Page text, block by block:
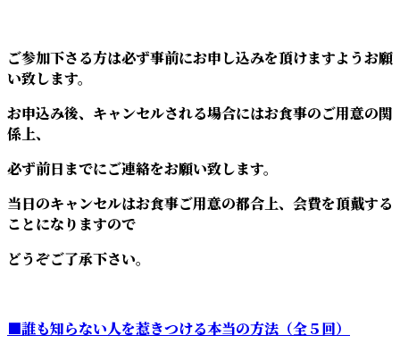
ご参加下さる方は必ず事前にお申し込みを頂けますようお願
い致します。
お申込み後、キャンセルされる場合にはお食事のご用意の関
係上、
必ず前日までにご連絡をお願い致します。
当日のキャンセルはお食事ご用意の都合上、会費を頂戴する
ことになりますので
どうぞご了承下さい。
■誰も知らない人を惹きつける本当の方法（全５回）